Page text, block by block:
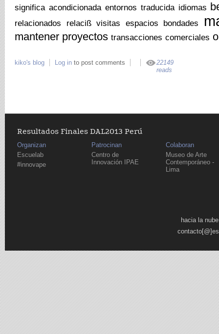
significa acondicionada entornos traducida idiomas
relacionados relaciß visitas espacios bondades
mantener proyectos transacciones comerciales
kiko's blog Log in to post comments
22149
reads
Resultados Finales DAL2013 Perú
Organizan
Escuelab
#innovape
Patrocinan
Centro de
Innovación IPAE
Colaboran
Museo de Arte
Contemporáneo -
Lima
hacia la